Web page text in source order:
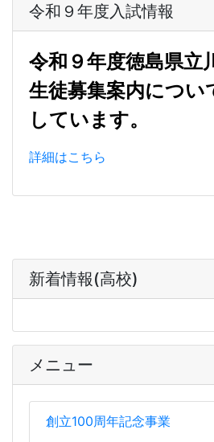
令和９年度入試情報
令和９年度徳島県立
生徒募集案内につい
しています。
詳細はこちら
メニュー
創立100周年記念事業
新着情報(高校)